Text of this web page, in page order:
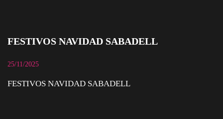
FESTIVOS NAVIDAD SABADELL
25/11/2025
FESTIVOS NAVIDAD SABADELL